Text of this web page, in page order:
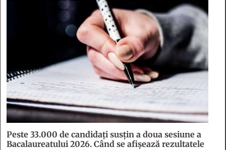
Peste 33.000 de candidați susțin a doua sesiune a
Bacalaureatului 2026. Când se afișează rezultatele